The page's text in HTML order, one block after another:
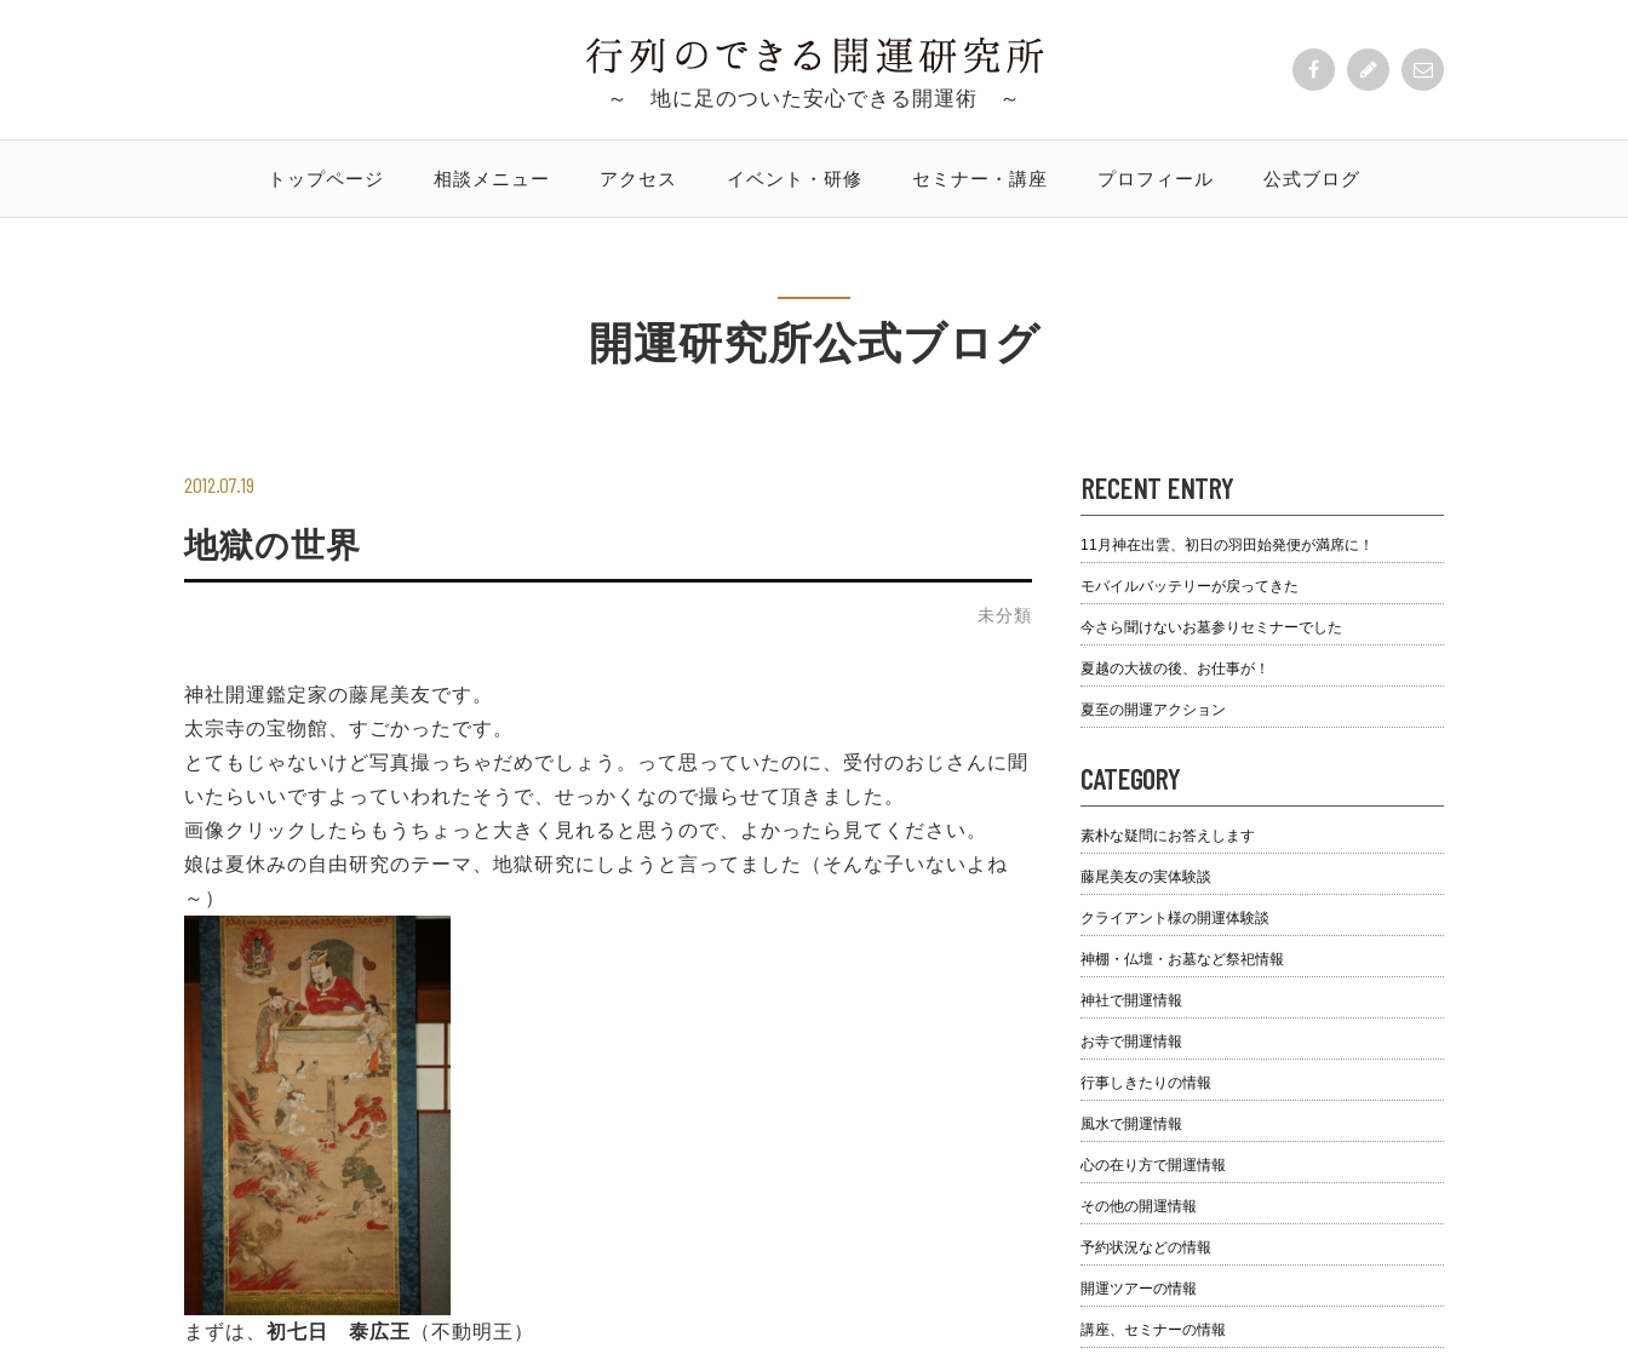
～ 地に足のついた安心できる開運術 ～
トップページ 相談メニュー アクセス イベント・研修 セミナー・講座 プロフィール 公式ブログ
開運研究所公式ブログ
2012.07.19
地獄の世界
未分類
神社開運鑑定家の藤尾美友です。
太宗寺の宝物館、すごかったです。
とてもじゃないけど写真撮っちゃだめでしょう。って思っていたのに、受付のおじさんに聞
いたらいいですよっていわれたそうで、せっかくなので撮らせて頂きました。
画像クリックしたらもうちょっと大きく見れると思うので、よかったら見てください。
娘は夏休みの自由研究のテーマ、地獄研究にしようと言ってました（そんな子いないよね
～）
まずは、 初七日 泰広王 （不動明王）
RECENT ENTRY
11月神在出雲、初日の羽田始発便が満席に！
モバイルバッテリーが戻ってきた
今さら聞けないお墓参りセミナーでした
夏越の大祓の後、お仕事が！
夏至の開運アクション
CATEGORY
素朴な疑問にお答えします
藤尾美友の実体験談
クライアント様の開運体験談
神棚・仏壇・お墓など祭祀情報
神社で開運情報
お寺で開運情報
行事しきたりの情報
風水で開運情報
心の在り方で開運情報
その他の開運情報
予約状況などの情報
開運ツアーの情報
講座、セミナーの情報